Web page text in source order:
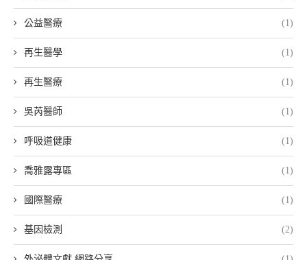
公益醫療 (1)
再生醫學 (1)
再生醫療 (1)
吳芮醫師 (1)
呼吸道健康 (1)
喬雅露專區 (1)
國際醫療 (1)
基因檢測 (2)